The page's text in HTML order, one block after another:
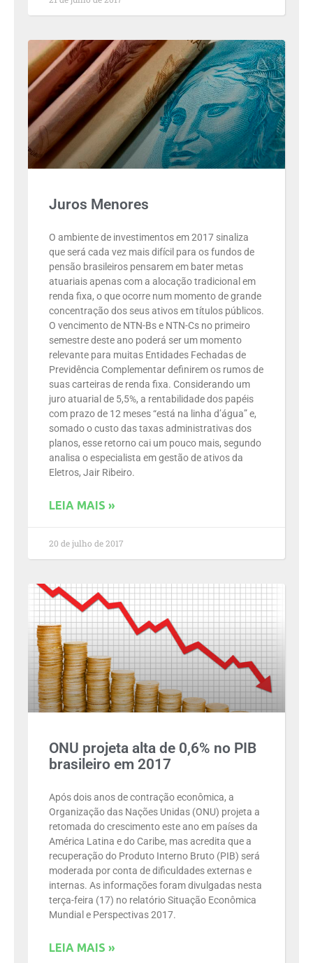
Juros Menores
O ambiente de investimentos em 2017 sinaliza
que será cada vez mais difícil para os fundos de
pensão brasileiros pensarem em bater metas
atuariais apenas com a alocação tradicional em
renda fixa, o que ocorre num momento de grande
concentração dos seus ativos em títulos públicos.
O vencimento de NTN-Bs e NTN-Cs no primeiro
semestre deste ano poderá ser um momento
relevante para muitas Entidades Fechadas de
Previdência Complementar definirem os rumos de
suas carteiras de renda fixa. Considerando um
juro atuarial de 5,5%, a rentabilidade dos papéis
com prazo de 12 meses “está na linha d’água” e,
somado o custo das taxas administrativas dos
planos, esse retorno cai um pouco mais, segundo
analisa o especialista em gestão de ativos da
Eletros, Jair Ribeiro.
LEIA MAIS »
20 de julho de 2017
ONU projeta alta de 0,6% no PIB
brasileiro em 2017
Após dois anos de contração econômica, a
Organização das Nações Unidas (ONU) projeta a
retomada do crescimento este ano em países da
América Latina e do Caribe, mas acredita que a
recuperação do Produto Interno Bruto (PIB) será
moderada por conta de dificuldades externas e
internas. As informações foram divulgadas nesta
terça-feira (17) no relatório Situação Econômica
Mundial e Perspectivas 2017.
LEIA MAIS »